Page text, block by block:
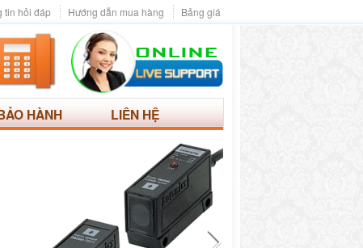
Bảng giá
Hướng dẫn mua hàng
tin hỏi đáp
HÀNH LIÊN HỆ